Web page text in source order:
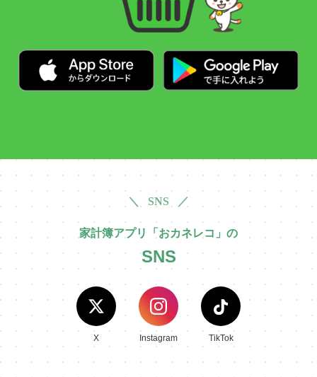
＼ SNS ／
家計簿アプリ「おカネレコ」の
SNS
X Instagram TikTok